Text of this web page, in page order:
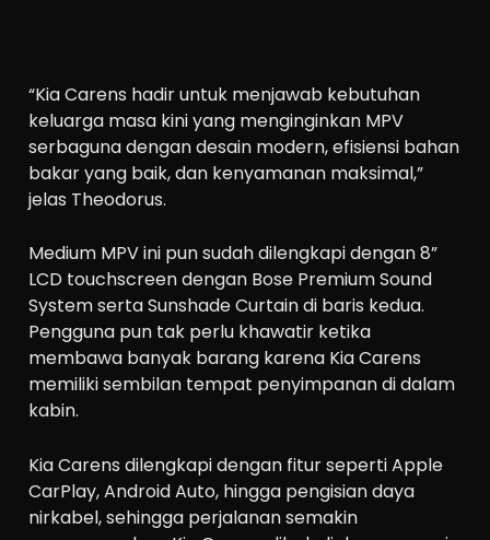
“Kia Carens hadir untuk menjawab kebutuhan
keluarga masa kini yang menginginkan MPV
serbaguna dengan desain modern, efisiensi bahan
bakar yang baik, dan kenyamanan maksimal,”
jelas Theodorus.
Medium MPV ini pun sudah dilengkapi dengan 8”
LCD touchscreen dengan Bose Premium Sound
System serta Sunshade Curtain di baris kedua.
Pengguna pun tak perlu khawatir ketika
membawa banyak barang karena Kia Carens
memiliki sembilan tempat penyimpanan di dalam
kabin.
Kia Carens dilengkapi dengan fitur seperti Apple
CarPlay, Android Auto, hingga pengisian daya
nirkabel, sehingga perjalanan semakin